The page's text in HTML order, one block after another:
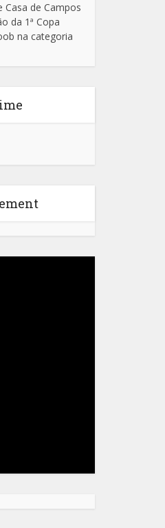
Casa de Campos
da 1ª Copa
na categoria